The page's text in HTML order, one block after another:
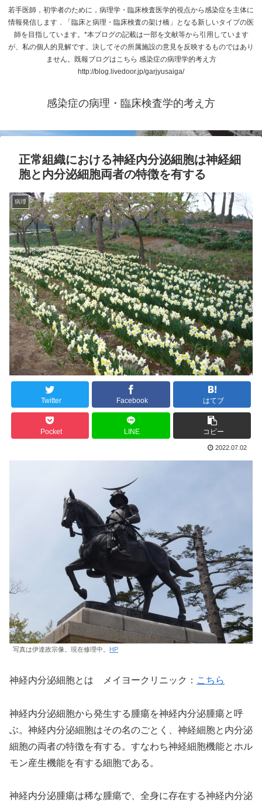
若手医師，初学者のために，病理学・臨床検査医学的視点から感染症を主体に
情報発信します．「臨床と病理・臨床検査の架け橋」となる新しいタイプの医
師を目指しています。*本ブログの記載は一部を文献等から引用しています
が、私の個人的見解です。決してその所属施設の意見を反映するものではあり
ません。既報ブログはこちら 感染症の病理学的考え方
http://blog.livedoor.jp/garjyusaiga/
感染症の病理・臨床検査学的考え方
正常組織における神経内分泌細胞は神経細
胞と内分泌細胞両者の特徴を有する
病理
Twitter Facebook はてブ
Pocket LINE コピー
2022.07.02
写真は伊達政宗像。現在修理中。 HP
神経内分泌細胞とは メイヨークリニック： こちら
神経内分泌細胞から発生する腫瘍を神経内分泌腫瘍と呼
ぶ。神経内分泌細胞はその名のごとく、神経細胞と内分泌
細胞の両者の特徴を有する。すなわち神経細胞機能とホル
モン産生機能を有する細胞である。
神経内分泌腫瘍は稀な腫瘍で、全身に存在する神経内分泌